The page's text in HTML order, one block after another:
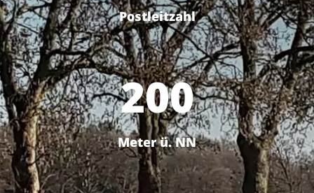
Postleitzahl
200
Meter ü. NN